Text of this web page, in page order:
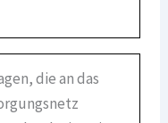
die an das